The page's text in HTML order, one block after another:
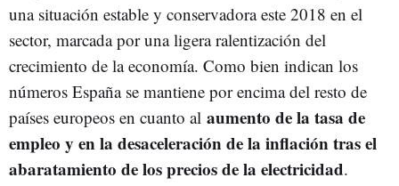
una situación estable y conservadora este 2018 en el
sector, marcada por una ligera ralentización del
crecimiento de la economía. Como bien indican los
números España se mantiene por encima del resto de
países europeos en cuanto al aumento de la tasa de
empleo y en la desaceleración de la inflación tras el
abaratamiento de los precios de la electricidad.